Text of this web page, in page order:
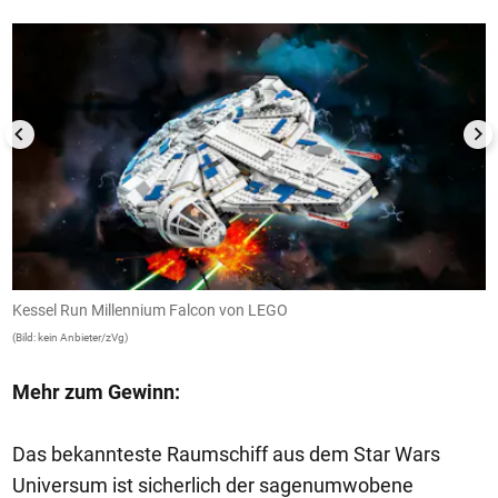
Kessel Run Millennium Falcon von LEGO
(Bild: kein Anbieter/zVg)
Mehr zum Gewinn:
Das bekannteste Raumschiff aus dem Star Wars
Universum ist sicherlich der sagenumwobene